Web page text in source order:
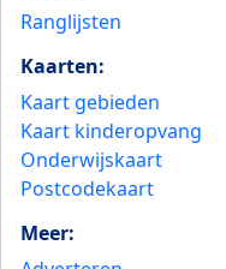
Ranglijsten
Kaarten:
Kaart gebieden
Kaart kinderopvang
Onderwijskaart
Postcodekaart
Meer: